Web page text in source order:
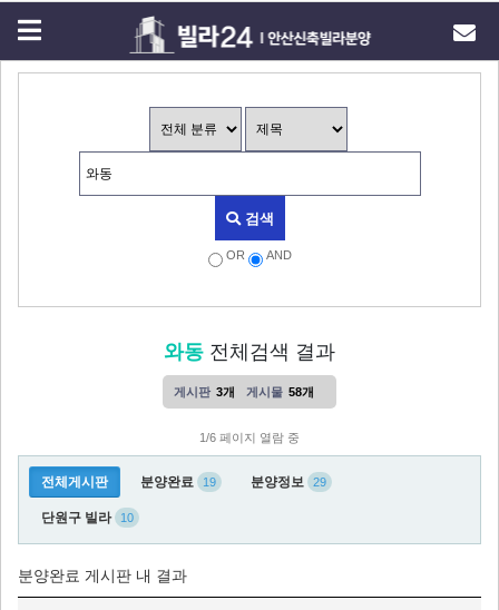
검색
OR AND
와동 전체검색 결과
게시판 3개 게시물 58개
1/6 페이지 열람 중
전체게시판 분양완료 19 분양정보 29
단원구 빌라 10
분양완료 게시판 내 결과